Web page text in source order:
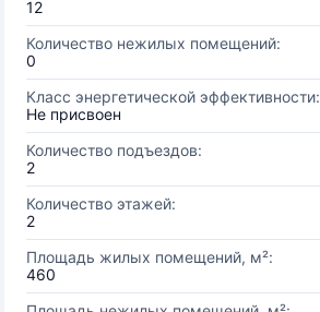
12
Количество нежилых помещений:
0
Класс энергетической эффективности:
Не присвоен
Количество подъездов:
2
Количество этажей:
2
Площадь жилых помещений, м²:
460